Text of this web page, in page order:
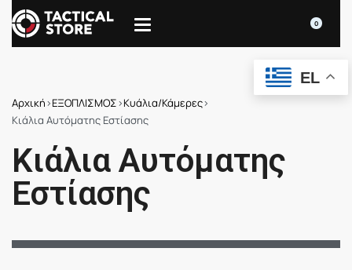
0
Αρχική›ΕΞΟΠΛΙΣΜΟΣ›Κυάλια/Κάμερες›
Κιάλια Αυτόματης Εστίασης
Κιάλια Αυτόματης
Εστίασης
EL